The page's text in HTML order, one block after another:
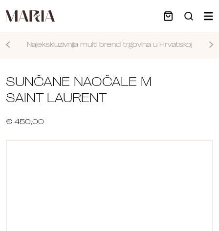
Najekskluzivnija multi brend trgovina u Hrvatskoj
SUNČANE NAOČALE M
SAINT LAURENT
€ 450,00